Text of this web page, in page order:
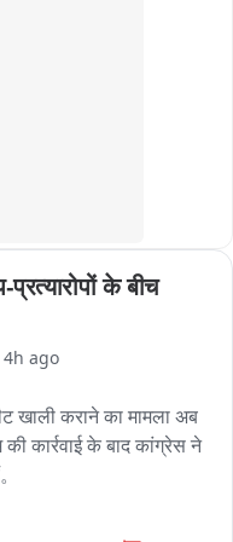
के बीच
4h ago
खाली कराने का मामला अब
कार्रवाई के बाद कांग्रेस ने